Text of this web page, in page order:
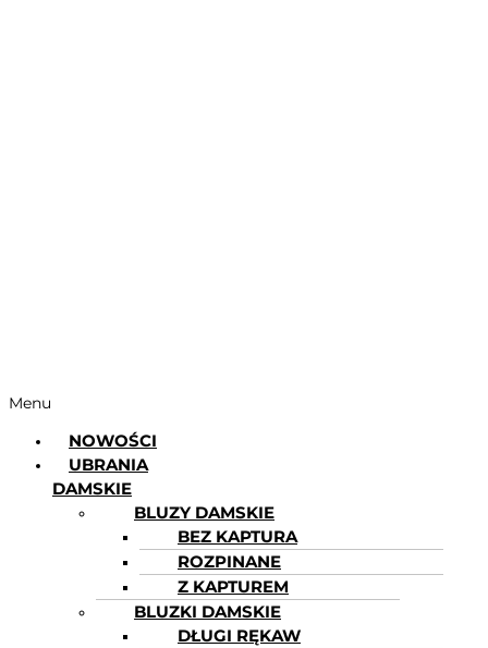
Menu
NOWOŚCI
UBRANIA
DAMSKIE
BLUZY DAMSKIE
BEZ KAPTURA
ROZPINANE
Z KAPTUREM
BLUZKI DAMSKIE
DŁUGI RĘKAW